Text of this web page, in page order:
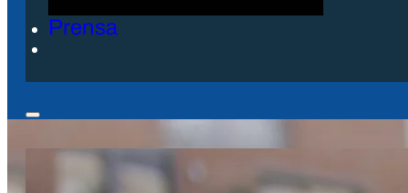
Prensa